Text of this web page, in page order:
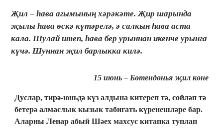
Җил – һава агымының хәрәкәте. Җир шарында
җылы һава өскә күтәрелә, ә салкын һава аста
кала. Шулай итеп, һава бер урыннан икенче урынга
күчә. Шуннан җил барлыкка килә.
15 июнь – Бөтендөнья җил көне
Дуслар, тирә-юньдә күз алдына китереп тә, сөйләп тә
бетерә алмаслык кызык табигать күренешләре бар.
Аларны Ленар абый Шәех махсус китапка туплап